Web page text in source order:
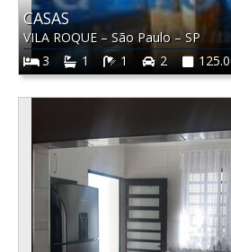
CASAS
VILA ROQUE – São Paulo–SP
3
1 1 2